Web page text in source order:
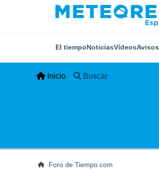
El tiempoNoticiasVídeosAvisos
Inicio Buscar
Foro de Tiempo.com